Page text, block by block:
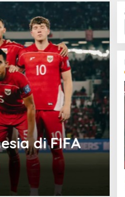
Olahraga
Perebutan
Matchday